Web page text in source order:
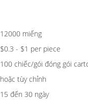
12000 miếng
$0.3 - $1 per piece
100 chiếc/gói đóng gói
hoặc tùy chỉnh
15 đến 30 ngày